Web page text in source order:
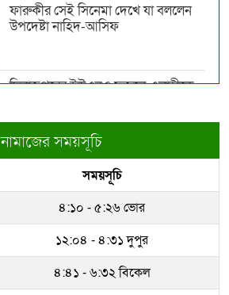
ভারত-চীনের ওপর ১০০ শতাংশ শুল্ক
যাচ্ছেন প্...
ফের বাড়ল স্বর্ণের দাম
অস্ট্রেলিয়ার নাগরিকত্ব পেলেন ইরানের ২
‘বিদ্রোহী’ ফ...
ফারুকীর সেই সিনেমা দেখে যা বললেন
উপদেষ্টা নাহিদ-আসিফ
দিনাজপুরের ইউএনও ফজলে এলাহীকে
রাজউকের ইমারত পরিদর্শক বাপ্পিকে
জোন-৮ এ বদলী
ধরাকে সরা জ্ঞান করেন উমেদার রানা
নামাজের সময়সূচি
সময়সূচি
৪:১০ - ৫:২৬ ভোর
১২:০৪ - ৪:৩১ দুপুর
৪:৪১ - ৬:৩২ বিকেল